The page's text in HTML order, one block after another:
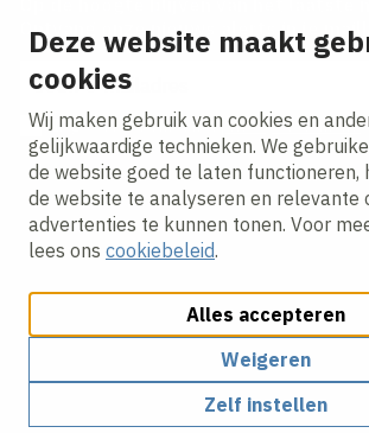
Deze website maakt
cookies
Wij maken gebruik van cookies en
gelijkwaardige technieken. We
de website goed te laten functioneren,
de website te analyseren en relevante
advertenties te kunnen tonen. Voor
lees ons cookiebeleid.
Alles accepteren
Weigeren
Zelf instellen
Ontvang onze nieuws alerts in je
E-mailadres
Ik ga akkoord met hetprivacy statement.
Cookies aanpassenCookie beleidPrivacy